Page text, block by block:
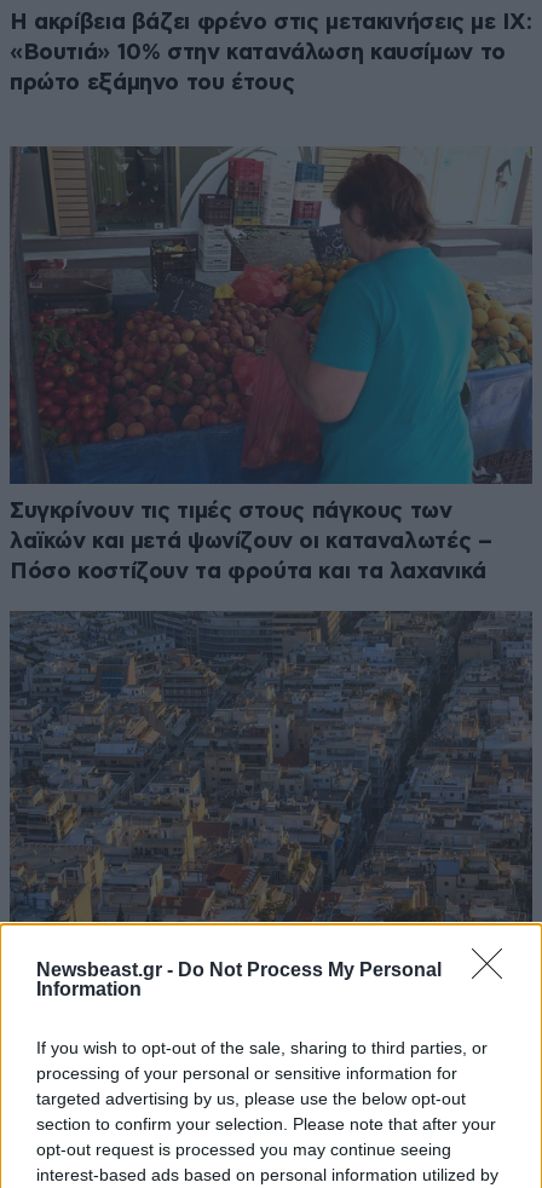
Newsbeast.gr - Do Not Process My Personal
Information
If you wish to opt-out of the sale, sharing to third parties, or
processing of your personal or sensitive information for
targeted advertising by us, please use the below opt-out
section to confirm your selection. Please note that after your
opt-out request is processed you may continue seeing
interest-based ads based on personal information utilized by
Η ακρίβεια βάζει φρένο στις μετακινήσεις με ΙΧ:
«Βουτιά» 10% στην κατανάλωση καυσίμων το
πρώτο εξάμηνο του έτους
Συγκρίνουν τις τιμές στους πάγκους των
λαϊκών και μετά ψωνίζουν οι καταναλωτές –
Πόσο κοστίζουν τα φρούτα και τα λαχανικά
Πιστοποιητικό ΕΝΦΙΑ: Έλεγχοι της ΑΑΔΕ σε